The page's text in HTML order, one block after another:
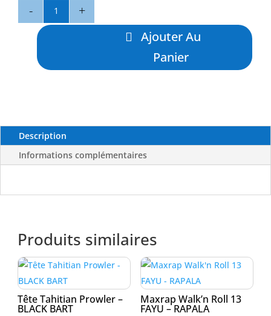
BART
Ajouter Au
Panier
Description
Informations complémentaires
Produits similaires
Tête Tahitian Prowler –
BLACK BART
Maxrap Walk’n Roll 13
FAYU – RAPALA